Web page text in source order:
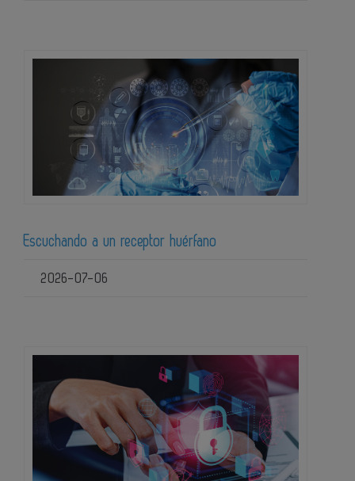
Escuchando a un receptor huérfano
2026-07-06